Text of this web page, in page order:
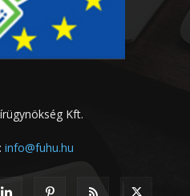
Kft.
info@fuhu.hu